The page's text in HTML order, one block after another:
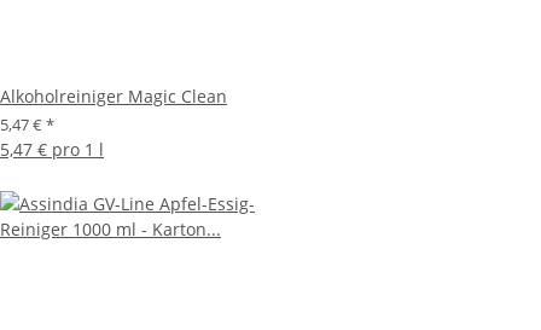
Alkoholreiniger Magic Clean
5,47 € *
5,47 € pro 1 l